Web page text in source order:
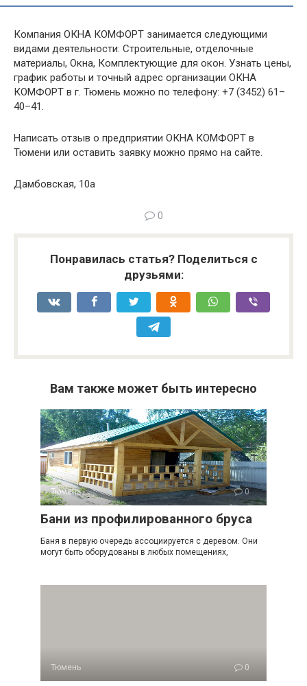
Компания ОКНА КОМФОРТ занимается следующими
видами деятельности: Строительные, отделочные
материалы, Окна, Комплектующие для окон. Узнать цены,
график работы и точный адрес организации ОКНА
КОМФОРТ в г. Тюмень можно по телефону: +7 (3452) 61–
40–41.
Написать отзыв о предприятии ОКНА КОМФОРТ в
Тюмени или оставить заявку можно прямо на сайте.
Дамбовская, 10а
0
Понравилась статья? Поделиться с
друзьями:
Вам также может быть интересно
Тюмень 0
Бани из профилированного бруса
Баня в первую очередь ассоциируется с деревом. Они
могут быть оборудованы в любых помещениях,
Тюмень 0